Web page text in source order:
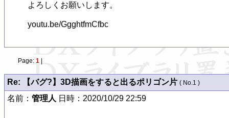
よろしくお願いします。
youtu.be/GgghtfmCfbc
Page:1
Re: 【バグ?】3D描画をすると出るポリゴン片 ( No.1 )
名前： 管理人 日時：2020/10/29 22:59